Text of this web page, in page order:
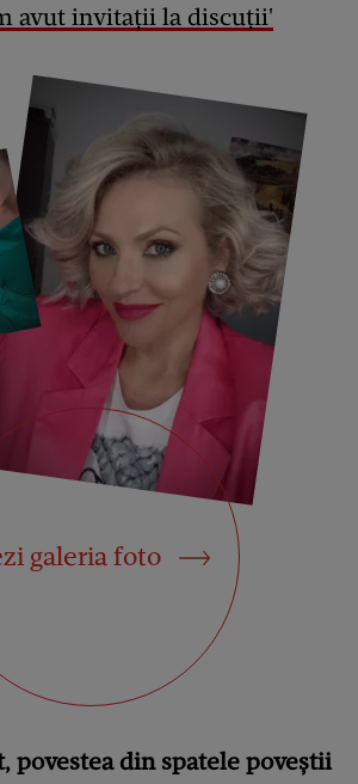
avut invitații la discuții'
galeria foto
povestea din spatele poveștii